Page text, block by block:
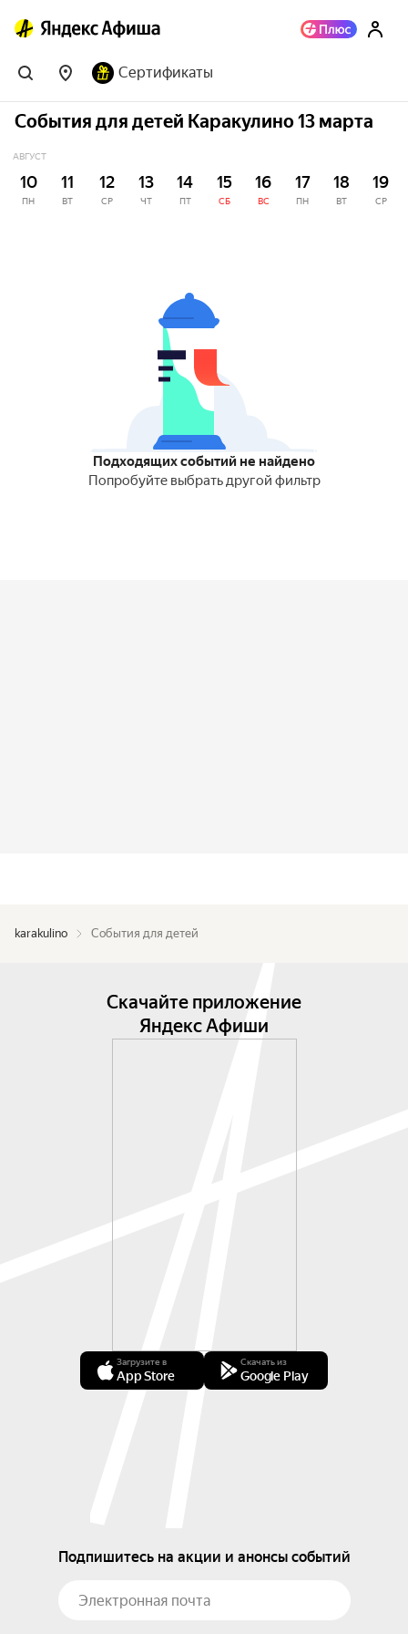
Сертификаты
События для детей Каракулино 13 марта
АВГУСТ
10
ПН
11
ВТ
12
СР
13
ЧТ
14
ПТ
15
СБ
16
ВС
17
ПН
18
ВТ
19
СР
Подходящих событий не найдено
Попробуйте выбрать другой фильтр
karakulino События для детей
Скачайте приложение
Яндекс Афиши
Загрузите в
App Store
Скачать из
Google Play
Подпишитесь на акции и анонсы событий